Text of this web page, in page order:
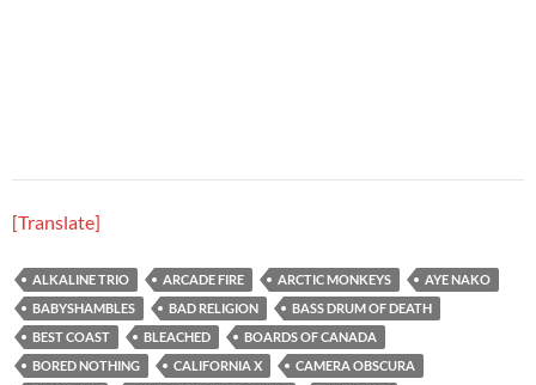
[Translate]
ALKALINE TRIO ARCADE FIRE ARCTIC MONKEYS
AYE NAKO
BABYSHAMBLES
BAD RELIGION
BASS DRUM OF DEATH
BEST COAST
BLEACHED
BOARDS OF CANADA
BORED NOTHING
CALIFORNIA X
CAMERA OBSCURA